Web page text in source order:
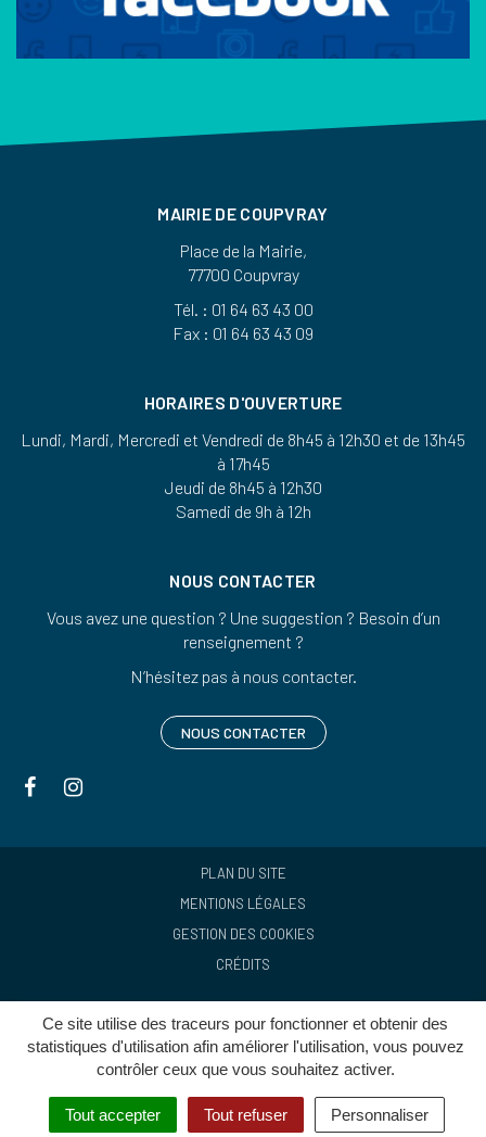
Ce site utilise des traceurs pour fonctionner et obtenir des
statistiques d'utilisation afin améliorer l'utilisation, vous pouvez
contrôler ceux que vous souhaitez activer.
Tout accepter Tout refuser Personnaliser
MAIRIE DE COUPVRAY
Place de la Mairie,
77700 Coupvray
Tél. : 01 64 63 43 00
Fax : 01 64 63 43 09
HORAIRES D'OUVERTURE
Lundi, Mardi, Mercredi et Vendredi de 8h45 à 12h30 et de 13h45
à 17h45
Jeudi de 8h45 à 12h30
Samedi de 9h à 12h
NOUS CONTACTER
Vous avez une question ? Une suggestion ? Besoin d’un
renseignement ?
N’hésitez pas à nous contacter.
NOUS CONTACTER
Lien
le
le
PLAN DU SITE
MENTIONS LÉGALES
GESTION DES COOKIES
CRÉDITS